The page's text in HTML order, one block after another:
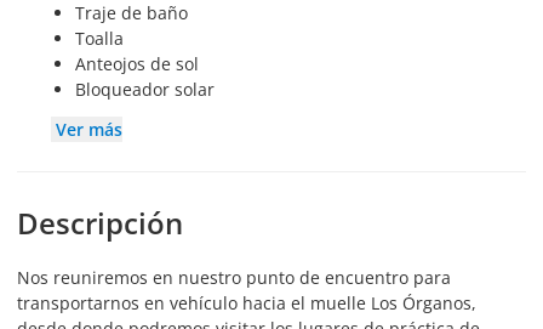
Traje de baño
Toalla
Anteojos de sol
Bloqueador solar
Ver más
Descripción
Nos reuniremos en nuestro punto de encuentro para
transportarnos en vehículo hacia el muelle Los Órganos,